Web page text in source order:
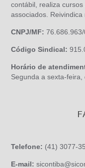
contábil, realiza
associados.
CNPJ/MF:
Código Sindical:
Horário de
Segunda a sexta-
Telefone: (41) 3077-
E-mail: